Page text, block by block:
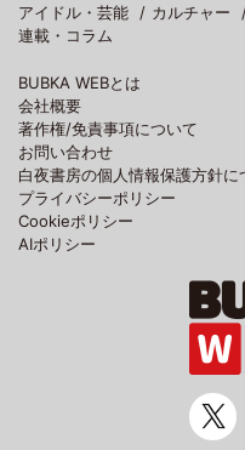
アイドル・芸能
カルチャー
連載・コラム
BUBKA WEBとは
会社概要
著作権/免責事項について
お問い合わせ
白夜書房の個人情報保護方針に
プライバシーポリシー
Cookieポリシー
AIポリシー